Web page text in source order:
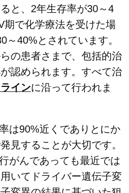
と、2年生存率が30～4
期で化学療法を受けた場
～40%とされています。
の患者さまで、包括的治
認められます。すべて治
インに沿って行われま
は90%近くでありとにか
見することが大切です。
がんであっても最近では
いてドライバー遺伝子変